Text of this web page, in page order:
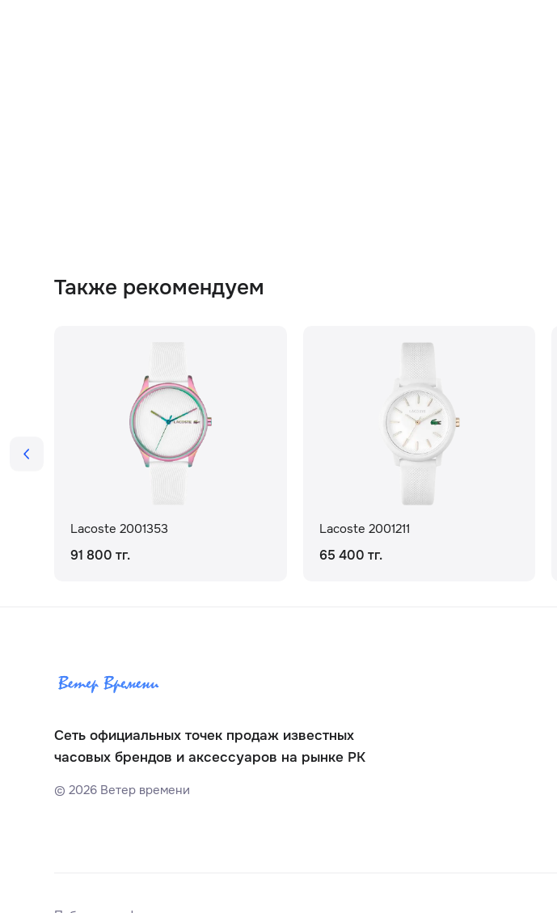
Также рекомендуем
Lacoste 2001353
91 800 тг.
Lacoste 2001211
65 400 тг.
Сеть официальных точек продаж известных
часовых брендов и аксессуаров на рынке РК
©2026 Ветер времени